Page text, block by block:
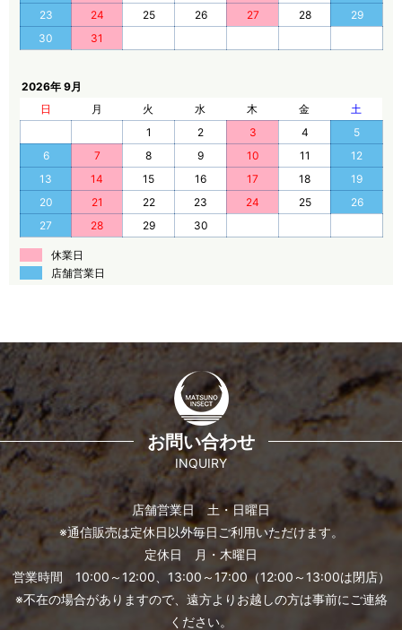
23
24 25 26 27 28
29
30
31
2026年 9月
日
月 火 水 木 金
土
1
2 3 4
5
6
7 8 9 10 11
12
13
14 15 16 17 18
19
20
21 22 23 24 25
26
27
28 29 30
休業日
店舗営業日
お問い合わせ
INQUIRY
店舗営業日 土・日曜日
※通信販売は定休日以外毎日ご利用いただけます。
定休日 月・木曜日
営業時間 10:00～12:00、13:00～17:00（12:00～13:00は閉店）
※不在の場合がありますので、遠方よりお越しの方は事前にご連絡
ください。